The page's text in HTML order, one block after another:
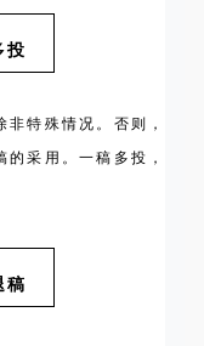
投
特殊情况。否则，
采用。一稿多投，
稿